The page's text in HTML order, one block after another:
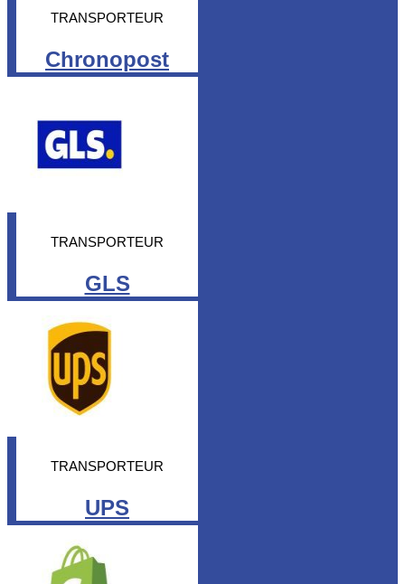
TRANSPORTEUR
Chronopost
TRANSPORTEUR
GLS
TRANSPORTEUR
UPS